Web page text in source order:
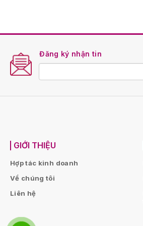
Đăng ký nhận tin
GIỚI THIỆU
Hợp tác kinh doanh
Về chúng tôi
Liên hệ